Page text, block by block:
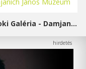
Szolnoki Galéria - Damjanich János Múzeum